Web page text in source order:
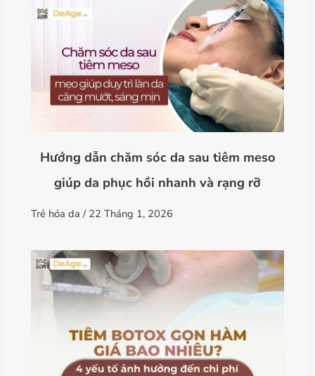
Hướng dẫn chăm sóc da sau tiêm meso
giúp da phục hồi nhanh và rạng rỡ
Trẻ hóa da / 22 Tháng 1, 2026